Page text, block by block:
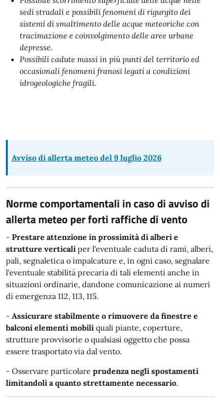
sedi stradali e possibili fenomeni di rigurgito dei
sistemi di smaltimento delle acque meteoriche con
tracimazione e coinvolgimento delle aree urbane
depresse.
Possibili cadute massi in più punti del territorio ed
occasionali fenomeni franosi legati a condizioni
idrogeologiche fragili.
Avviso di allerta meteo del 9 luglio 2026
Norme comportamentali in caso di avviso di
allerta meteo per forti raffiche di vento
- Prestare attenzione in prossimità di alberi e
strutture verticali per l'eventuale caduta di rami, alberi,
pali, segnaletica o impalcature e, in ogni caso, segnalare
l'eventuale stabilità precaria di tali elementi anche in
situazioni ordinarie, dandone comunicazione ai numeri
di emergenza 112, 113, 115.
- Assicurare stabilmente o rimuovere da finestre e
balconi elementi mobili quali piante, coperture,
strutture provvisorie o qualsiasi oggetto che possa
essere trasportato via dal vento.
- Osservare particolare prudenza negli spostamenti
limitandoli a quanto strettamente necessario.